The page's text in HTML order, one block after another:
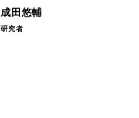
成田悠輔
研究者